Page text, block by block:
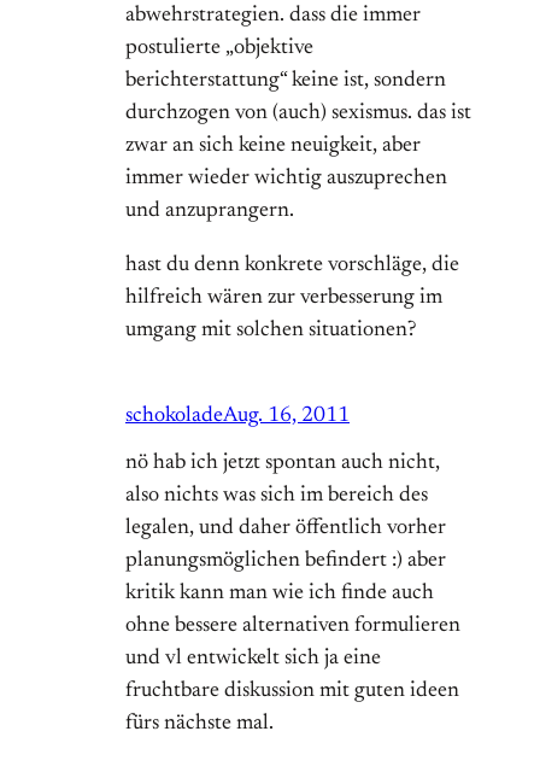
abwehrstrategien. dass die immer
postulierte „objektive
berichterstattung“ keine ist, sondern
durchzogen von (auch) sexismus. das ist
zwar an sich keine neuigkeit, aber
immer wieder wichtig auszuprechen
und anzuprangern.
hast du denn konkrete vorschläge, die
hilfreich wären zur verbesserung im
umgang mit solchen situationen?
schokoladeAug. 16, 2011
nö hab ich jetzt spontan auch nicht,
also nichts was sich im bereich des
legalen, und daher öffentlich vorher
planungsmöglichen befindert :) aber
kritik kann man wie ich finde auch
ohne bessere alternativen formulieren
und vl entwickelt sich ja eine
fruchtbare diskussion mit guten ideen
fürs nächste mal.